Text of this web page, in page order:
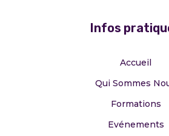
Infos
Accueil
Qui Sommes
Formations
Evénements